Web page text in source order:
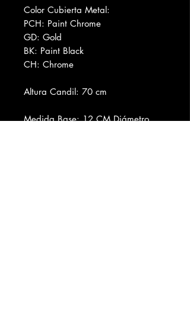
Color Cubierta Metal:
PCH: Paint Chrome
GD: Gold
BK: Paint Black
CH: Chrome
Altura Candil: 70 cm
Medida Base: 12 CM Diámetro